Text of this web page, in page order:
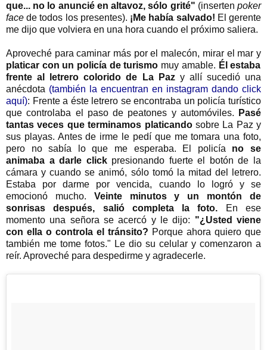
que... no lo anuncié en altavoz, sólo grité" (insertenpoker
face de todos los presentes). ¡Me había salvado! El gerente
me dijo que volviera en una hora cuando el próximo saliera.
Aproveché para caminar más por el malecón, mirar el mar y
platicar con un policía de turismo muy amable. Él estaba
frente al letrero colorido de La Pazy allí sucedió una
anécdota (también la encuentran en instagram dando click
aquí): Frente a éste letrero se encontraba un policía turístico
que controlaba el paso de peatones y automóviles.
Pasé
tantas veces que terminamos platicandosobre La Paz y
sus playas. Antes de irme le pedí que me tomara una foto,
pero no sabía lo que me esperaba. El policía no se
animaba a darle clickpresionando fuerte el botón de la
cámara y cuando se animó, sólo tomó la mitad del letrero.
Estaba por darme por vencida, cuando lo logró y se
emocionó mucho. Veinte minutos y un montón de
sonrisas después, salió completa la foto.
En ese
momento una señora se acercó y le dijo: "¿Usted viene
con ella o controla el tránsito? Porque ahora quiero que
también me tome fotos." Le dio su celular y comenzaron a
reír. Aproveché para despedirme y agradecerle.